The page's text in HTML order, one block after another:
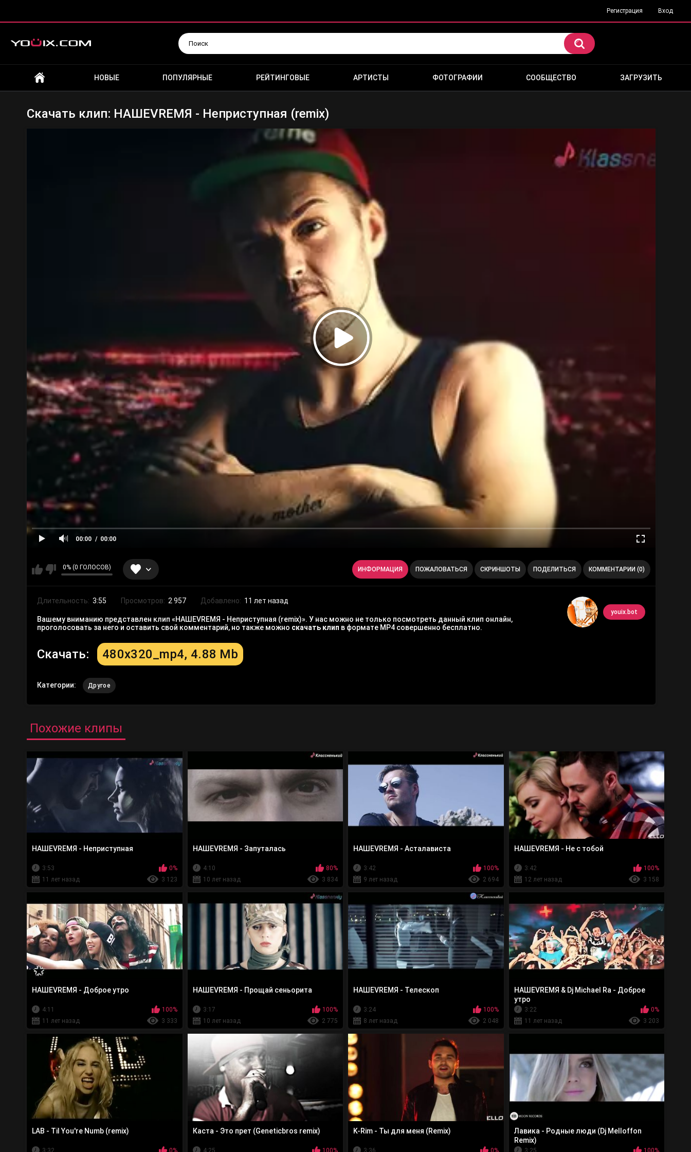
Регистрация Вход
НОВЫЕ ПОПУЛЯРНЫЕ РЕЙТИНГОВЫЕ АРТИСТЫ ФОТОГРАФИИ СООБЩЕСТВО ЗАГРУЗИТЬ
Скачать клип: НАШЕVREMЯ - Неприступная (remix)
00:00 00:00
0% (0 ГОЛОСОВ) ИНФОРМАЦИЯ ПОЖАЛОВАТЬСЯ СКРИНШОТЫ ПОДЕЛИТЬСЯ КОММЕНТАРИИ (0)
youix.bot
Длительность: 3:55 Просмотров: 2 957 Добавлено: 11 лет назад
Вашему вниманию представлен клип «НАШЕVREMЯ - Неприступная (remix)». У нас можно не только посмотреть данный клип онлайн,
проголосовать за него и оставить свой комментарий, но также можно скачать клип в формате MP4 совершенно бесплатно.
Скачать: 480x320_mp4, 4.88 Mb
Категории: Другое
Похожие клипы
НАШЕVREMЯ - Неприступная
3:53
0%
11 лет назад
3 123
НАШЕVREMЯ - Запуталась
4:10
80%
10 лет назад
3 834
НАШЕVREMЯ - Асталависта
3:42
100%
9 лет назад
2 694
НАШЕVREMЯ - Не с тобой
3:42
100%
12 лет назад
3 158
НАШЕVREMЯ - Доброе утро
4:11
100%
11 лет назад
3 333
НАШЕVREMЯ - Прощай сеньорита
3:17
100%
10 лет назад
2 775
НАШЕVREMЯ - Телескоп
3:24
100%
8 лет назад
2 048
НАШЕVREMЯ & Dj Michael Ra - Доброе
утро
3:22
0%
11 лет назад
3 203
LAB - Til You're Numb (remix)
3:32 0%
Каста - Это прет (Geneticbros remix)
4:25 100%
K-Rim - Ты для меня (Remix)
3:36 0%
Лавика - Родные люди (Dj Melloffon
Remix)
3:25 100%